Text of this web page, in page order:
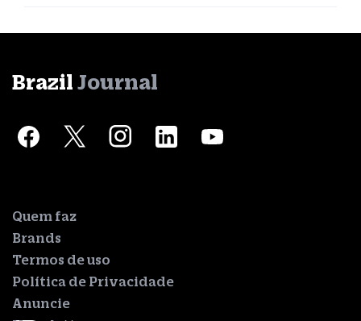
Brazil Journal
Quem faz
Brands
Termos de uso
Política de Privacidade
Anuncie